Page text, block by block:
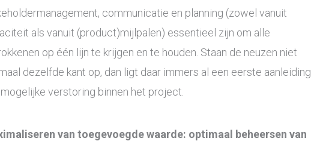
communicatie en planning (zowel vanuit
als vanuit (product)mijlpalen) essentieel zijn om alle
op één lijn te krijgen en te houden. Staan de neuzen niet
dezelfde kant op, dan ligt daar immers al een eerste aanleiding
verstoring binnen het project.
van toegevoegde waarde: optimaal beheersen van